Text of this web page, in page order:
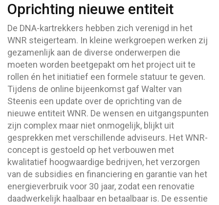
Oprichting nieuwe entiteit
De DNA-kartrekkers hebben zich verenigd in het
WNR steigerteam. In kleine werkgroepen werken zij
gezamenlijk aan de diverse onderwerpen die
moeten worden beetgepakt om het project uit te
rollen én het initiatief een formele statuur te geven.
Tijdens de online bijeenkomst gaf Walter van
Steenis een update over de oprichting van de
nieuwe entiteit WNR. De wensen en uitgangspunten
zijn complex maar niet onmogelijk, blijkt uit
gesprekken met verschillende adviseurs. Het WNR-
concept is gestoeld op het verbouwen met
kwalitatief hoogwaardige bedrijven, het verzorgen
van de subsidies en financiering en garantie van het
energieverbruik voor 30 jaar, zodat een renovatie
daadwerkelijk haalbaar en betaalbaar is. De essentie